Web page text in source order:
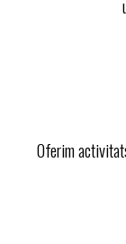
Oferim